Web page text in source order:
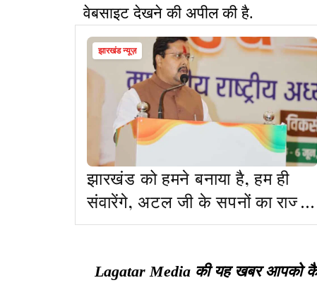
वेबसाइट देखने की अपील की है.
झारखंड न्यूज़
झारखंड को हमने बनाया है, हम ही
संवारेंगे, अटल जी के सपनों का राज्य
बनाना हमारा संकल्प: नितिन नवीन
Lagatar Media की यह खबर आपको